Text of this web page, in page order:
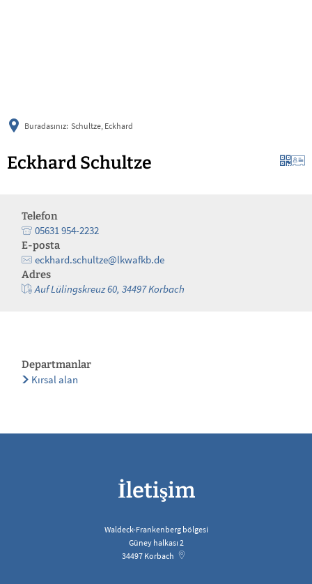
Buradasınız: Schultze, Eckhard
Eckhard Schultze
Telefon
05631 954-2232
E-posta
eckhard.schultze@lkwafkb.de
Adres
Auf Lülingskreuz 60, 34497 Korbach
Departmanlar
Kırsal alan
İletişim
Waldeck-Frankenberg bölgesi
Güney halkası 2
34497 Korbach